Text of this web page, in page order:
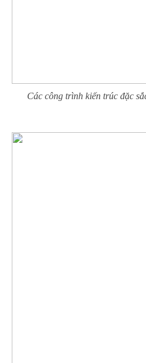
Các công trình kiến trúc đặc